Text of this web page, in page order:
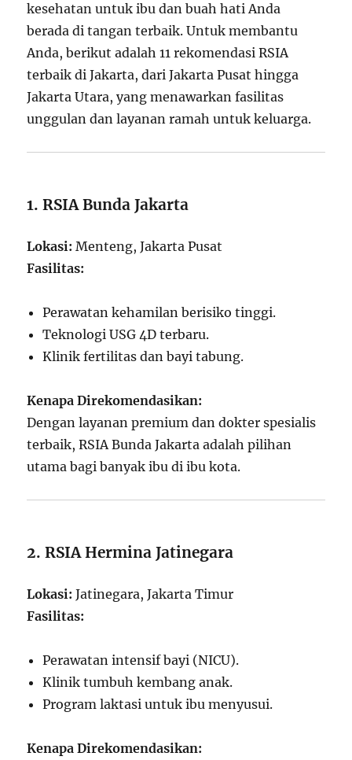
kesehatan untuk ibu dan buah hati Anda
berada di tangan terbaik. Untuk membantu
Anda, berikut adalah 11 rekomendasi RSIA
terbaik di Jakarta, dari Jakarta Pusat hingga
Jakarta Utara, yang menawarkan fasilitas
unggulan dan layanan ramah untuk keluarga.
1. RSIA Bunda Jakarta
Lokasi: Menteng, Jakarta Pusat
Fasilitas:
Perawatan kehamilan berisiko tinggi.
Teknologi USG 4D terbaru.
Klinik fertilitas dan bayi tabung.
Kenapa Direkomendasikan:
Dengan layanan premium dan dokter spesialis
terbaik, RSIA Bunda Jakarta adalah pilihan
utama bagi banyak ibu di ibu kota.
2. RSIA Hermina Jatinegara
Lokasi: Jatinegara, Jakarta Timur
Fasilitas:
Perawatan intensif bayi (NICU).
Klinik tumbuh kembang anak.
Program laktasi untuk ibu menyusui.
Kenapa Direkomendasikan: